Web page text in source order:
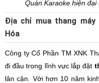
Quán Karaoke hiện
Địa chỉ mua thang
Hóa
Công ty Cổ Phần TM XNK
đi đầu trong lĩnh vực lắp đặt
lân cận. Với hơn 10 năm